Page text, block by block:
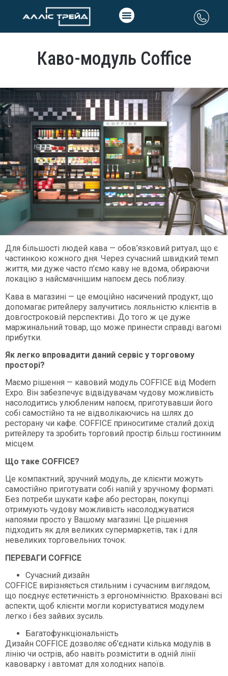
Каво-модуль Coffice
Для більшості людей кава — обов’язковий ритуал, що є
частинкою кожного дня. Через сучасний швидкий темп
життя, ми дуже часто п’ємо каву не вдома, обираючи
локацію з найсмачнішим напоєм десь поблизу.
Кава в магазині — це емоційно насичений продукт, що
допомагає ритейлеру залучитись лояльністю клієнтів в
довгостроковій перспективі. До того ж це дуже
маржинальний товар, що може принести справді вагомі
прибутки.
Як легко впровадити даний сервіс у торговому
просторі?
Маємо рішення — кавовий модуль COFFICE від Modern
Expo. Він забезпечує відвідувачам чудову можливість
насолодитись улюбленим напоєм, приготувавши його
собі самостійно та не відволікаючись на шлях до
ресторану чи кафе. COFFICE приноситиме сталий дохід
ритейлеру та зробить торговий простір більш гостинним
місцем.
Що таке COFFICE?
Це компактний, зручний модуль, де клієнти можуть
самостійно приготувати собі напій у зручному форматі.
Без потреби шукати кафе або ресторан, покупці
отримують чудову можливість насолоджуватися
напоями просто у Вашому магазині. Це рішення
підходить як для великих супермаркетів, так і для
невеликих торговельних точок.
ПЕРЕВАГИ COFFICE
Сучасний дизайн
COFFICE вирізняється стильним і сучасним виглядом,
що поєднує естетичність з ергономічністю. Враховані всі
аспекти, щоб клієнти могли користуватися модулем
легко і без зайвих зусиль.
Багатофункціональність
Дизайн COFFICE дозволяє об’єднати кілька модулів в
лінію чи острів, або навіть розмістити в одній лінії
кавоварку і автомат для холодних напоїв.